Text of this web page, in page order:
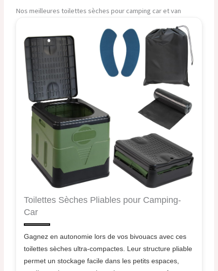
Nos meilleures toilettes sèches pour camping car et van
Toilettes Sèches Pliables pour Camping-
Car
Gagnez en autonomie lors de vos bivouacs avec ces
toilettes sèches ultra-compactes. Leur structure pliable
permet un stockage facile dans les petits espaces,